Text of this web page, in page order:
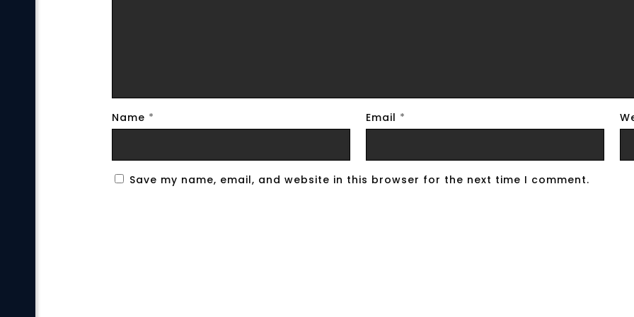
Name * Email *
Save my name, email, and website in this browser for the next time I comment.